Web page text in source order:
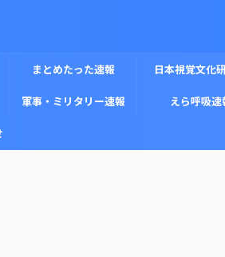
まとめたった速報 日本視覚文化
軍事・ミリタリー速報 えら呼吸速